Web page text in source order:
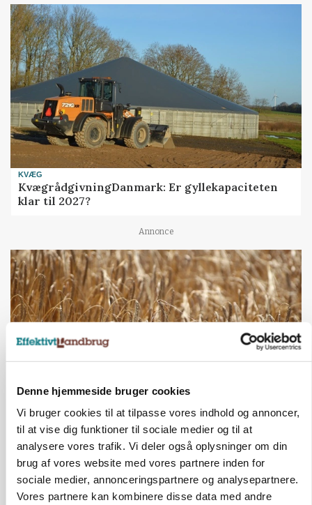
Denne hjemmeside bruger cookies
Vi bruger cookies til at tilpasse vores indhold og annoncer,
til at vise dig funktioner til sociale medier og til at
analysere vores trafik. Vi deler også oplysninger om din
brug af vores website med vores partnere inden for
sociale medier, annonceringspartnere og analysepartnere.
Vores partnere kan kombinere disse data med andre
KVÆG
KvægrådgivningDanmark: Er gyllekapaciteten
klar til 2027?
Annonce
PLANTER
KWS Rallys topper årets sortsforsøg i vinterbyg
Annonce
CAP-I-DANMARK